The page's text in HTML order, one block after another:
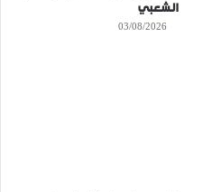
الشعبي
03/08/2026